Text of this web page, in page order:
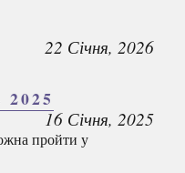
22 Січня, 2026
2025
16 Січня, 2025
пройти у